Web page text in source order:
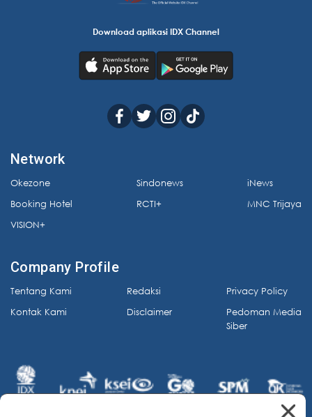
Download aplikasi IDX Channel
Network
Okezone
Booking Hotel
VISION+
Sindonews
RCTI+
iNews
MNC Trijaya
Company Profile
Tentang Kami
Kontak Kami
Redaksi
Disclaimer
Privacy Policy
Pedoman Media
Siber